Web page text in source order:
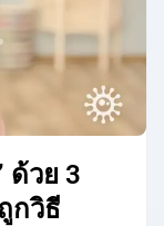
ด้วย 3
กวิธี